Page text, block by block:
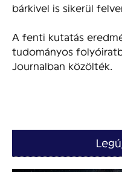
bárkivel is sikerül
A fenti kutatás
tudományos
Journalban közölték.